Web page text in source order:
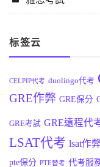
标签云
CELPIP代考 duolingo代考
GRE作弊 GRE保分
GRE考試 GRE遠程代
LSAT代考 lsat作
pte保分 PTE替考 代考服